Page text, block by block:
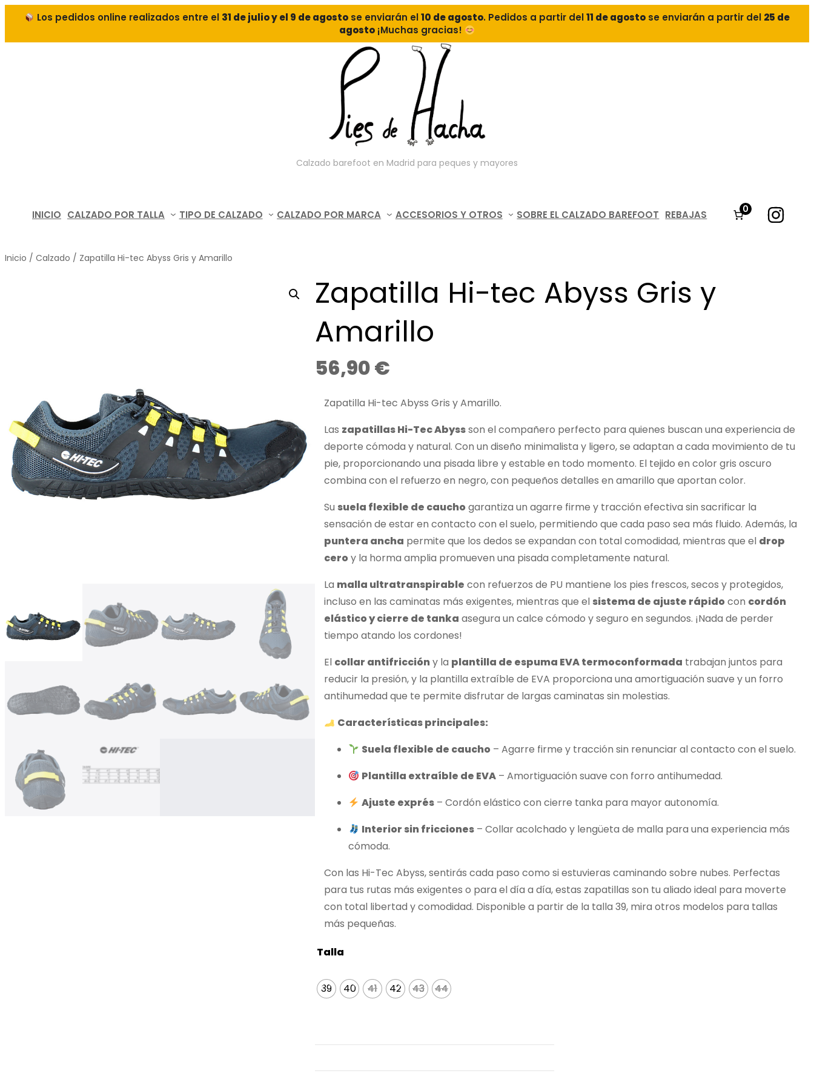
Los pedidos online realizados entre el 31 de julio y el 9 de agosto se enviarán el10 de agosto. Pedidos a partir del11 de agosto se enviarán a partir del 25 de
agosto¡Muchas gracias!
Calzado barefoot en Madrid para peques y mayores
INICIO CALZADO POR TALLA TIPO DE CALZADO CALZADO POR MARCA ACCESORIOS Y OTROS SOBRE EL CALZADO BAREFOOT REBAJAS 0
Inicio / Calzado / Zapatilla Hi-tec Abyss Gris y Amarillo
Zapatilla Hi-tec Abyss Gris y
Amarillo
56,90€
Zapatilla Hi-tec Abyss Gris y Amarillo.
Las zapatillas Hi-Tec Abyssson el compañero perfecto para quienes buscan una experiencia de
deporte cómoda y natural. Con un diseño minimalista y ligero, se adaptan a cada movimiento de tu
pie, proporcionando una pisada libre y estable en todo momento. El tejido en color gris oscuro
combina con el refuerzo en negro, con pequeños detalles en amarillo que aportan color.
Su suela flexible de cauchogarantiza un agarre firme y tracción efectiva sin sacrificar la
sensación de estar en contacto con el suelo, permitiendo que cada paso sea más fluido. Además, la
puntera ancha permite que los dedos se expandan con total comodidad, mientras que el drop
ceroy la horma amplia promueven una pisada completamente natural.
La malla ultratranspirable con refuerzos de PU mantiene los pies frescos, secos y protegidos,
incluso en las caminatas más exigentes, mientras que el sistema de ajuste rápidocon cordón
elástico y cierre de tanka asegura un calce cómodo y seguro en segundos. ¡Nada de perder
tiempo atando los cordones!
El collar antifriccióny la plantilla de espuma EVA termoconformada trabajan juntos para
reducir la presión, y la plantilla extraíble de EVA proporciona una amortiguación suave y un forro
antihumedad que te permite disfrutar de largas caminatas sin molestias.
Características principales:
Suela flexible de caucho – Agarre firme y tracción sin renunciar al contacto con el suelo.
Plantilla extraíble de EVA – Amortiguación suave con forro antihumedad.
Ajuste exprés – Cordón elástico con cierre tanka para mayor autonomía.
Interior sin fricciones – Collar acolchado y lengüeta de malla para una experiencia más
cómoda.
Con las Hi-Tec Abyss, sentirás cada paso como si estuvieras caminando sobre nubes. Perfectas
para tus rutas más exigentes o para el día a día, estas zapatillas son tu aliado ideal para moverte
con total libertad y comodidad. Disponible a partir de la talla 39, mira otros modelos para tallas
más pequeñas.
Talla
39 40 41
41 42 43
43 44
44